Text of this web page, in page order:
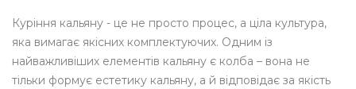
Куріння кальяну - це не просто процес, а ціла культура,
яка вимагає якісних комплектуючих. Одним із
найважливіших елементів кальяну є колба – вона не
тільки формує естетику кальяну, а й відповідає за якість